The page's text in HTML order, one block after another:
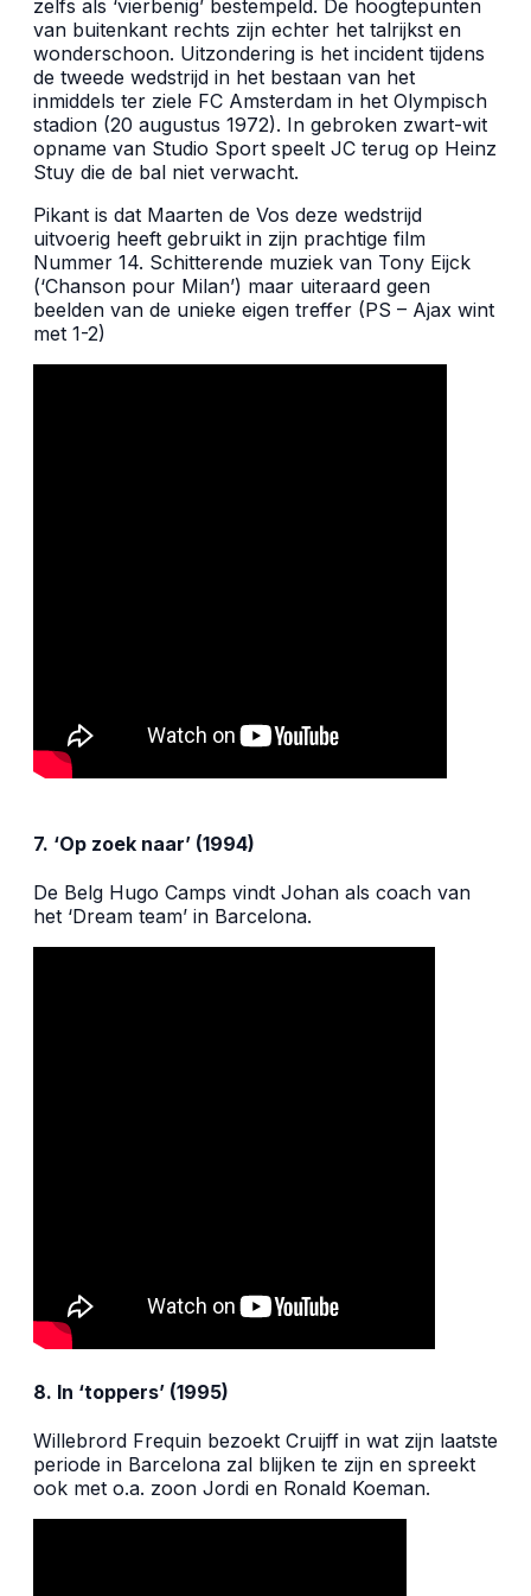
zelfs als ‘vierbenig’ bestempeld. De hoogtepunten
van buitenkant rechts zijn echter het talrijkst en
wonderschoon. Uitzondering is het incident tijdens
de tweede wedstrijd in het bestaan van het
inmiddels ter ziele FC Amsterdam in het Olympisch
stadion (20 augustus 1972). In gebroken zwart-wit
opname van Studio Sport speelt JC terug op Heinz
Stuy die de bal niet verwacht.
Pikant is dat Maarten de Vos deze wedstrijd
uitvoerig heeft gebruikt in zijn prachtige film
Nummer 14. Schitterende muziek van Tony Eijck
(‘Chanson pour Milan’) maar uiteraard geen
beelden van de unieke eigen treffer (PS – Ajax wint
met 1-2)
7. ‘Op zoek naar’ (1994)
De Belg Hugo Camps vindt Johan als coach van
het ‘Dream team’ in Barcelona.
8. In ‘toppers’ (1995)
Willebrord Frequin bezoekt Cruijff in wat zijn laatste
periode in Barcelona zal blijken te zijn en spreekt
ook met o.a. zoon Jordi en Ronald Koeman.